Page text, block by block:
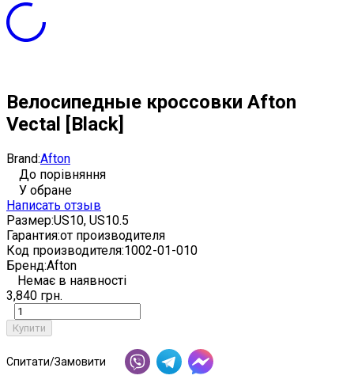
Велосипедные кроссовки Afton
Vectal [Black]
Brand:Afton
До порівняння
У обране
Написать отзыв
Размер:US10, US10.5
Гарантия:от производителя
Код производителя:1002-01-010
Бренд:Afton
Немає в наявності
3,840 грн.
Купити
Спитати/Замовити